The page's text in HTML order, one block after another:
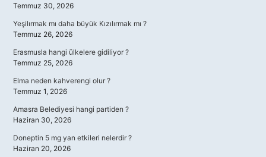
Temmuz 30, 2026
Yeşilırmak mı daha büyük Kızılırmak mı ?
Temmuz 26, 2026
Erasmusla hangi ülkelere gidiliyor ?
Temmuz 25, 2026
Elma neden kahverengi olur ?
Temmuz 1, 2026
Amasra Belediyesi hangi partiden ?
Haziran 30, 2026
Doneptin 5 mg yan etkileri nelerdir ?
Haziran 20, 2026